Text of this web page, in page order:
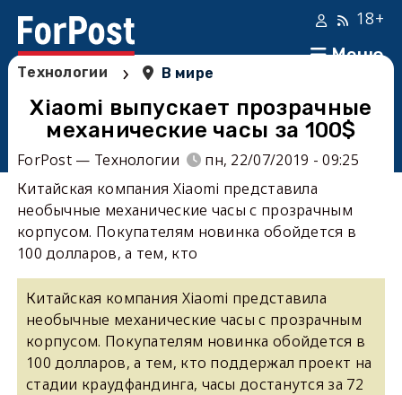
Меню
18+
Технологии › В мире
Xiaomi выпускает прозрачные
механические часы за 100$
ForPost — Технологии
пн, 22/07/2019 - 09:25
Китайская компания Xiaomi представила
необычные механические часы с прозрачным
корпусом. Покупателям новинка обойдется в
100 долларов, а тем, кто
Китайская компания Xiaomi представила
необычные механические часы с прозрачным
корпусом. Покупателям новинка обойдется в
100 долларов, а тем, кто поддержал проект на
стадии краудфандинга, часы достанутся за 72